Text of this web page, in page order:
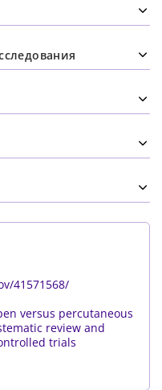
41571568/
versus percutaneous
review and
trials